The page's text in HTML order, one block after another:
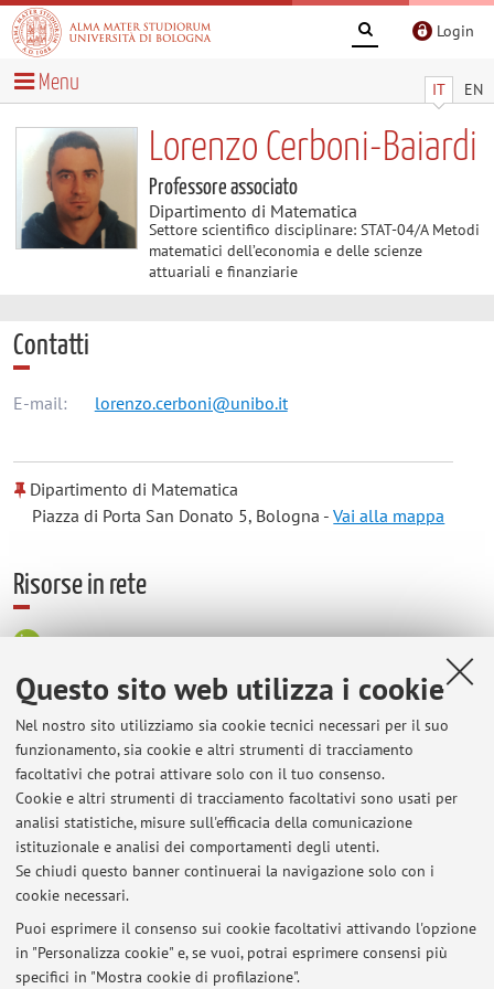
Questo sito web utilizza i cookie
Nel nostro sito utilizziamo sia cookie tecnici necessari per il suo
funzionamento, sia cookie e altri strumenti di tracciamento
facoltativi che potrai attivare solo con il tuo consenso.
Cookie e altri strumenti di tracciamento facoltativi sono usati per
analisi statistiche, misure sull'efficacia della comunicazione
istituzionale e analisi dei comportamenti degli utenti.
Se chiudi questo banner continuerai la navigazione solo con i
cookie necessari.
Puoi esprimere il consenso sui cookie facoltativi attivando l'opzione
in "Personalizza cookie" e, se vuoi, potrai esprimere consensi più
specifici in "Mostra cookie di profilazione".
Login
IT EN
Menu
Lorenzo Cerboni-Baiardi
Professore associato
Dipartimento di Matematica
Settore scientifico disciplinare: STAT-04/A Metodi
matematici dell’economia e delle scienze
attuariali e finanziarie
Contatti
E-mail: lorenzo.cerboni@unibo.it
Dipartimento di Matematica
Piazza di Porta San Donato 5, Bologna -Vai alla mappa
Risorse in rete
ORCID
Orario di ricevimento
Mercoledì, dalle 17:00 alle 18:30. Si prega di annunciare in
anticipo via e-mail la propria partecipazione.
Wednesday, 5:00 - 6:30 PM. Please announce your
participation by email in advance.
Ultimi avvisi